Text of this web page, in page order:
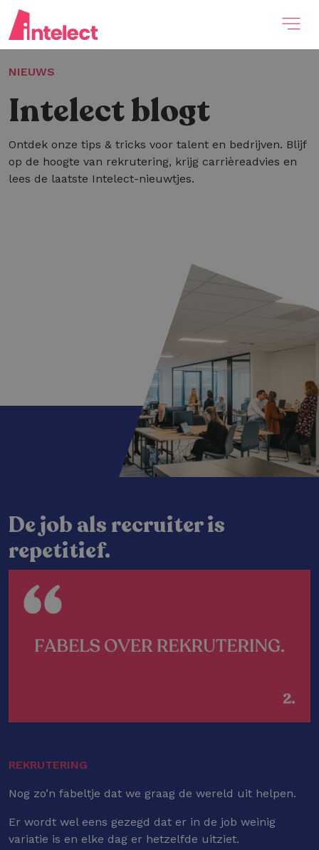
NIEUWS
Intelect blogt
Ontdek onze tips & tricks voor talent en bedrijven. Blijf
op de hoogte van rekrutering, krijg carrièreadvies en
lees de laatste Intelect-nieuwtjes.
De job als recruiter is
repetitief.
REKRUTERING
Nog zo’n fabeltje dat we graag de wereld uit helpen.
Er wordt wel eens gezegd dat er in de job weinig
variatie is en elke dag er hetzelfde uitziet.